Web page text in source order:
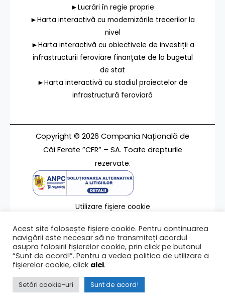
►Lucrări în regie proprie
►Harta interactivă cu modernizările trecerilor la
nivel
►Harta interactivă cu obiectivele de investiții a
infrastructurii feroviare finanțate de la bugetul
de stat
►Harta interactivă cu stadiul proiectelor de
infrastructură feroviară
Copyright © 2026 Compania Națională de
Căi Ferate ”CFR” – SA. Toate drepturile
rezervate.
Utilizare fișiere cookie
Contact
Ultima modificare a paginii 11/01/2021
Acest site folosește fișiere cookie. Pentru continuarea
navigării este necesar să ne transmiteți acordul
asupra folosirii fișierelor cookie, prin click pe butonul
“Sunt de acord!”. Pentru a vedea politica de utilizare a
fișierelor cookie, click aici.
Setări cookie-uri Sunt de acord!